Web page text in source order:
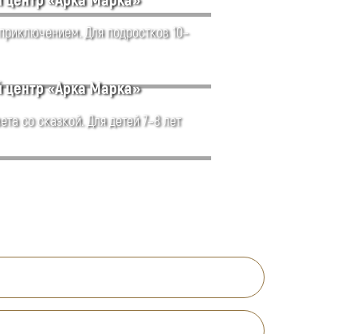
Для подростков 10–
центр «Арка Марка»
со сказкой. Для детей 7–8 лет